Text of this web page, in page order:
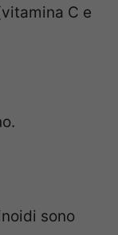
C e
sono